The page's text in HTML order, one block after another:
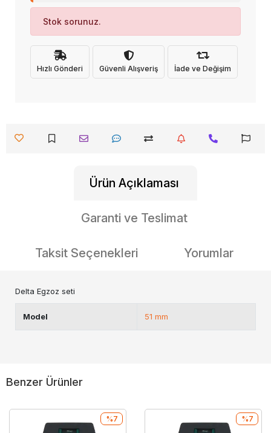
Stok sorunuz.
Hızlı Gönderi Güvenli Alışveriş İade ve Değişim
Ürün Açıklaması
Garanti ve Teslimat
Taksit Seçenekleri Yorumlar
Delta Egzoz seti
Model 51 mm
Benzer Ürünler
%7 %7